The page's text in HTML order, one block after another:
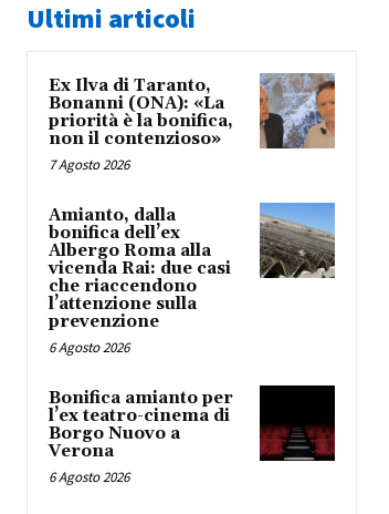
Ultimi articoli
Ex Ilva di Taranto,
Bonanni (ONA): «La
priorità è la bonifica,
non il contenzioso»
7 Agosto 2026
Amianto, dalla
bonifica dell’ex
Albergo Roma alla
vicenda Rai: due casi
che riaccendono
l’attenzione sulla
prevenzione
6 Agosto 2026
Bonifica amianto per
l’ex teatro-cinema di
Borgo Nuovo a
Verona
6 Agosto 2026